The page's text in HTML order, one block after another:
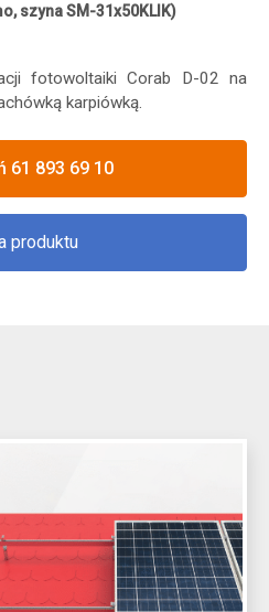
szyna SM-31x50KLIK)
fotowoltaiki Corab D-02 na
karpiówką.
61 893 69 10
produktu